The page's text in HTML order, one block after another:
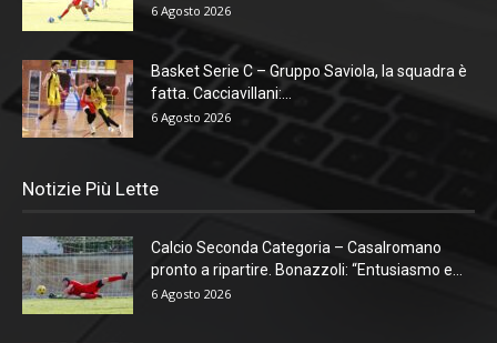
6 Agosto 2026
Basket Serie C – Gruppo Saviola, la squadra è
fatta. Cacciavillani:...
6 Agosto 2026
Notizie Più Lette
Calcio Seconda Categoria – Casalromano
pronto a ripartire. Bonazzoli: “Entusiasmo e...
6 Agosto 2026